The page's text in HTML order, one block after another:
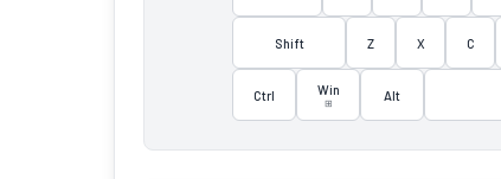
Shift Z X C
Ctrl Win
⊞ Alt